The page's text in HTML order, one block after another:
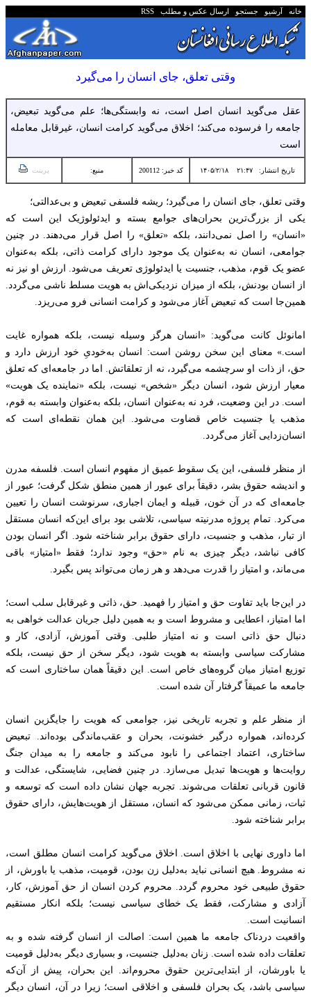
خانه آرشیو جستجو ارسال عکس و مطلب RSS
وقتی تعلق، جای انسان را می‌گیرد
عقل می‌گوید انسان اصل است، نه وابستگی‌ها؛ علم می‌گوید تبعیض،
جامعه را فرسوده می‌کند؛ اخلاق می‌گوید کرامت انسان، غیرقابل معامله
است
تاریخ انتشار:۲۱:۴۷ ۱۴۰۵/۲/۱۸ کد خبر: 200112 منبع: پرینت
وقتی تعلق، جای انسان را می‌گیرد؛ ریشه فلسفی تبعیض و بی‌عدالتی؛
یکی از بزرگ‌ترین بحران‌های جوامع بسته و ایدئولوژیک این است که
«انسان» را اصل نمی‌دانند، بلکه «تعلق» را اصل قرار می‌دهند. در چنین
جوامعی، انسان نه به‌عنوان یک موجود دارای کرامت ذاتی، بلکه به‌عنوان
عضو یک قوم، مذهب، جنسیت یا ایدئولوژی تعریف می‌شود. ارزش او نیز نه
از انسان بودنش، بلکه از میزان نزدیکی‌اش به هویت مسلط ناشی می‌گردد.
همین‌جا است که تبعیض آغاز می‌شود و کرامت انسانی فرو می‌ریزد.
امانوئل کانت می‌گوید: «انسان هرگز وسیله نیست، بلکه همواره غایت
است.» معنای این سخن روشن است: انسان به‌خودیِ خود ارزش دارد و
حق، از ذات او سرچشمه می‌گیرد، نه از تعلقاتش. اما در جامعه‌ای که تعلق
معیار ارزش شود، انسان دیگر «شخص» نیست، بلکه «نماینده یک هویت»
است. در این وضعیت، فرد نه به‌عنوان انسان، بلکه به‌عنوان وابسته به قوم،
مذهب یا جنسیت خاص قضاوت می‌شود. این همان نقطه‌ای است که
انسان‌زدایی آغاز می‌گردد.
از منظر فلسفی، این یک سقوط عمیق از مفهوم انسان است. فلسفه مدرن
و اندیشه حقوق بشر، دقیقاً برای عبور از همین منطق شکل گرفت؛ عبور از
جامعه‌ای که در آن خون، قبیله و ایمان اجباری، سرنوشت انسان را تعیین
می‌کرد. تمام پروژه مدرنیته سیاسی، تلاشی بود برای این‌که انسان مستقل
از تبار، مذهب و جنسیت، دارای حقوق برابر شناخته شود. اگر انسان بودن
کافی نباشد، دیگر چیزی به نام «حق» وجود ندارد؛ فقط «امتیاز» باقی
می‌ماند، و امتیاز را قدرت می‌دهد و هر زمان می‌تواند پس بگیرد.
در این‌جا باید تفاوت حق و امتیاز را فهمید. حق، ذاتی و غیرقابل سلب است؛
اما امتیاز، اعطایی و مشروط است و به همین دلیل جریان عدالت خواهی به
دنبال حق ذاتی است و نه امتیاز طلبی. وقتی آموزش، آزادی، کار و
مشارکت سیاسی وابسته به هویت شود، دیگر سخن از حق نیست، بلکه
توزیع امتیاز میان گروه‌های خاص است. این دقیقاً همان ساختاری است که
جامعه ما عمیقاً گرفتار آن شده است.
از منظر علم و تجربه تاریخی نیز، جوامعی که هویت را جایگزین انسان
کرده‌اند، همواره درگیر خشونت، بحران و عقب‌ماندگی بوده‌اند. تبعیض
ساختاری، اعتماد اجتماعی را نابود می‌کند و جامعه را به میدان جنگ
روایت‌ها و هویت‌ها تبدیل می‌سازد. در چنین فضایی، شایستگی، عدالت و
قانون قربانی تعلقات می‌شوند. تجربه جهان نشان داده است که توسعه و
ثبات، زمانی ممکن می‌شود که انسان، مستقل از هویت‌هایش، دارای حقوق
برابر شناخته شود.
اما داوری نهایی با اخلاق است. اخلاق می‌گوید کرامت انسان مطلق است،
نه مشروط. هیچ انسانی نباید به‌دلیل زن بودن، قومیت، مذهب یا باورش، از
حقوق طبیعی خود محروم گردد. محروم کردن انسان از حق آموزش، کار،
آزادی و مشارکت، فقط یک خطای سیاسی نیست؛ بلکه انکار مستقیم
انسانیت است.
واقعیت دردناک جامعه ما همین است: اصالت از انسان گرفته شده و به
تعلقات داده شده است. زنان به‌دلیل جنسیت، و بسیاری دیگر به‌دلیل قومیت
یا باورشان، از ابتدایی‌ترین حقوق محروم‌اند. این بحران، پیش از آن‌که
سیاسی باشد، یک بحران فلسفی و اخلاقی است؛ زیرا در آن، انسان دیگر